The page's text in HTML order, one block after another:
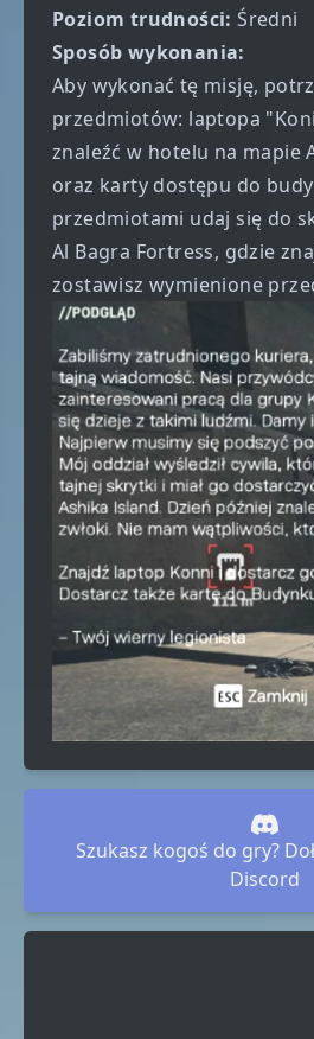
Poziom trudności:Średni
Sposób wykonania:
Aby wykonać tę misję,
przedmiotów: laptopa
znaleźć w hotelu na mapie
oraz karty dostępu do
przedmiotami udaj się do
Al Bagra Fortress, gdzie
zostawisz wymienione
Szukasz kogoś do gry?
Discord